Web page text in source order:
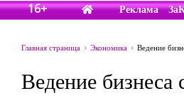
16+ Реклама
Главная страница Экономика Ведение
Ведение